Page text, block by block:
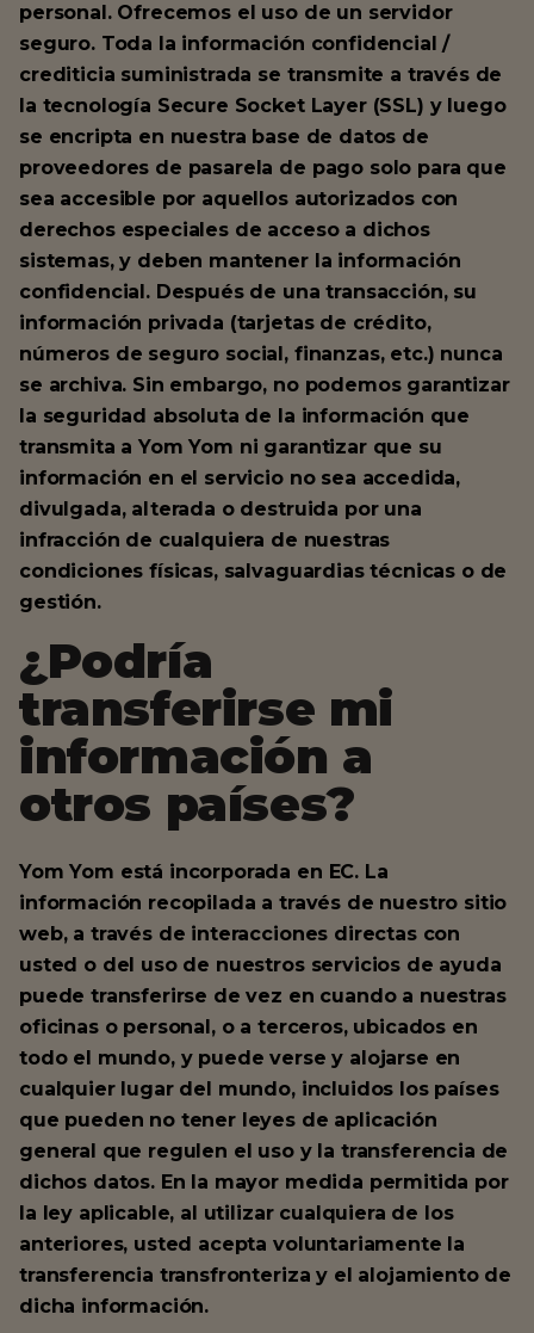
personal. Ofrecemos el uso de un servidor
seguro. Toda la información confidencial /
crediticia suministrada se transmite a través de
la tecnología Secure Socket Layer (SSL) y luego
se encripta en nuestra base de datos de
proveedores de pasarela de pago solo para que
sea accesible por aquellos autorizados con
derechos especiales de acceso a dichos
sistemas, y deben mantener la información
confidencial. Después de una transacción, su
información privada (tarjetas de crédito,
números de seguro social, finanzas, etc.) nunca
se archiva. Sin embargo, no podemos garantizar
la seguridad absoluta de la información que
transmita a Yom Yom ni garantizar que su
información en el servicio no sea accedida,
divulgada, alterada o destruida por una
infracción de cualquiera de nuestras
condiciones físicas, salvaguardias técnicas o de
gestión.
¿Podría
transferirse mi
información a
otros países?
Yom Yom está incorporada en EC. La
información recopilada a través de nuestro sitio
web, a través de interacciones directas con
usted o del uso de nuestros servicios de ayuda
puede transferirse de vez en cuando a nuestras
oficinas o personal, o a terceros, ubicados en
todo el mundo, y puede verse y alojarse en
cualquier lugar del mundo, incluidos los países
que pueden no tener leyes de aplicación
general que regulen el uso y la transferencia de
dichos datos. En la mayor medida permitida por
la ley aplicable, al utilizar cualquiera de los
anteriores, usted acepta voluntariamente la
transferencia transfronteriza y el alojamiento de
dicha información.